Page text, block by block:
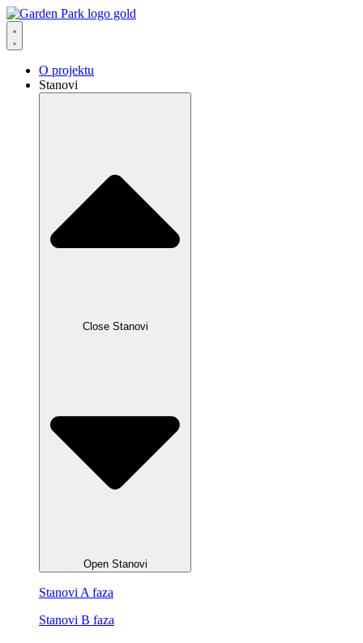
Skip
to
content
O projektu
Stanovi
Close Stanovi
Open Stanovi
Stanovi A faza
Stanovi B faza